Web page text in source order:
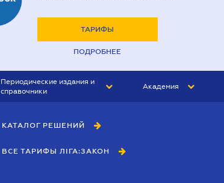
ТАРИФЫ
ПОДРОБНЕЕ
Периодические издания и
справочники
БУХГАЛТЕР&ЗАКОН
ВЕСТНИК МСФО
Академия
КАТАЛОГ РЕШЕНИЙ
ВСЕ ТАРИФЫ ЛІГА:ЗАКОН